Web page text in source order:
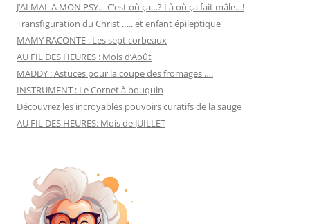
J’AI MAL A MON PSY… C’est où ça…? Là où ça fait mâle…!
Transfiguration du Christ ….. et enfant épileptique
MAMY RACONTE : Les sept corbeaux
AU FIL DES HEURES : Mois d’Août
MADDY : Astuces pour la coupe des fromages ….
INSTRUMENT : Le Cornet à bouquin
Découvrez les incroyables pouvoirs curatifs de la sauge
AU FIL DES HEURES: Mois de JUILLET